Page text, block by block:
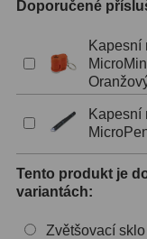
ED a Flat Field 12
Měřící, s mřížkou6
Doplňky1
Filtry 181
Doporučené
Kapesní
Kapesní
Tento produkt je
variantách:
Zvětšovací